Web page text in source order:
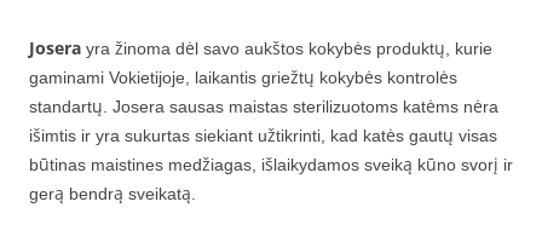
Josera yra žinoma dėl savo aukštos kokybės produktų, kurie
gaminami Vokietijoje, laikantis griežtų kokybės kontrolės
standartų. Josera sausas maistas sterilizuotoms katėms nėra
išimtis ir yra sukurtas siekiant užtikrinti, kad katės gautų visas
būtinas maistines medžiagas, išlaikydamos sveiką kūno svorį ir
gerą bendrą sveikatą.